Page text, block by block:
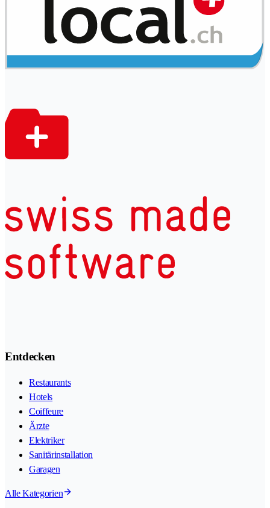
Entdecken
Restaurants
Hotels
Coiffeure
Ärzte
Elektriker
Sanitärinstallation
Garagen
Alle Kategorien